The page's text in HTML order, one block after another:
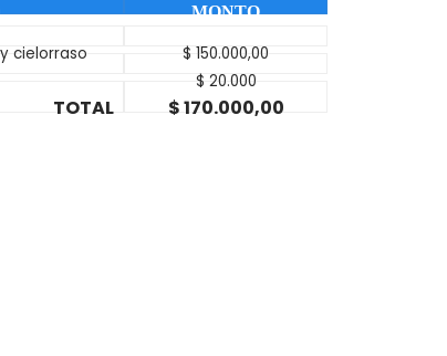
MONTO
cielorraso
$ 150.000,00
$ 20.000
TOTAL $ 170.000,00